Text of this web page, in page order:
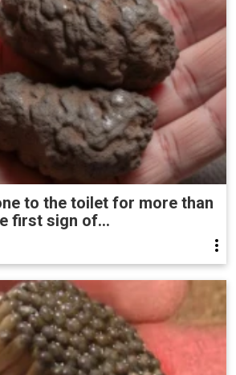
to the toilet for more than
first sign of...